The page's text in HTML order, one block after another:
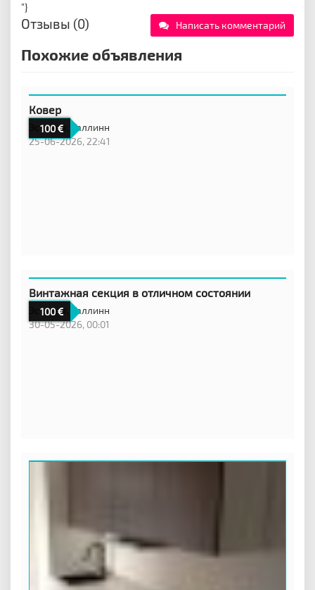
"}
Отзывы (0) Написать комментарий
Похожие объявления
100
Ковер
Эстония,
Таллинн
25-06-2026, 22:41
100
Винтажная секция в отличном состоянии
Эстония,
Таллинн
30-05-2026, 00:01